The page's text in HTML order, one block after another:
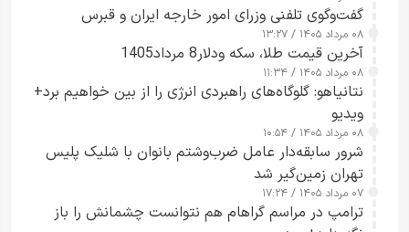
گفت‌وگوی تلفنی وزرای امور خارجه ایران و قبرس
۰۸ مرداد ۱۴۰۵ / ۱۳:۲۷
آخرین قیمت طلا، سکه ودلار8 مرداد1405
۰۸ مرداد ۱۴۰۵ / ۱۱:۳۴
نتانیاهو: گلوگاه‌های راهبردی انرژی را از بین خواهیم برد+
ویدیو
۰۸ مرداد ۱۴۰۵ / ۱۰:۵۴
شرور سابقه‌دار عامل ضرب‌وشتم بانوان با شلیک پلیس
تهران زمین‌گیر شد
۰۷ مرداد ۱۴۰۵ / ۱۷:۲۴
ترامپ در مراسم گراهام هم نتوانست چشمانش را باز